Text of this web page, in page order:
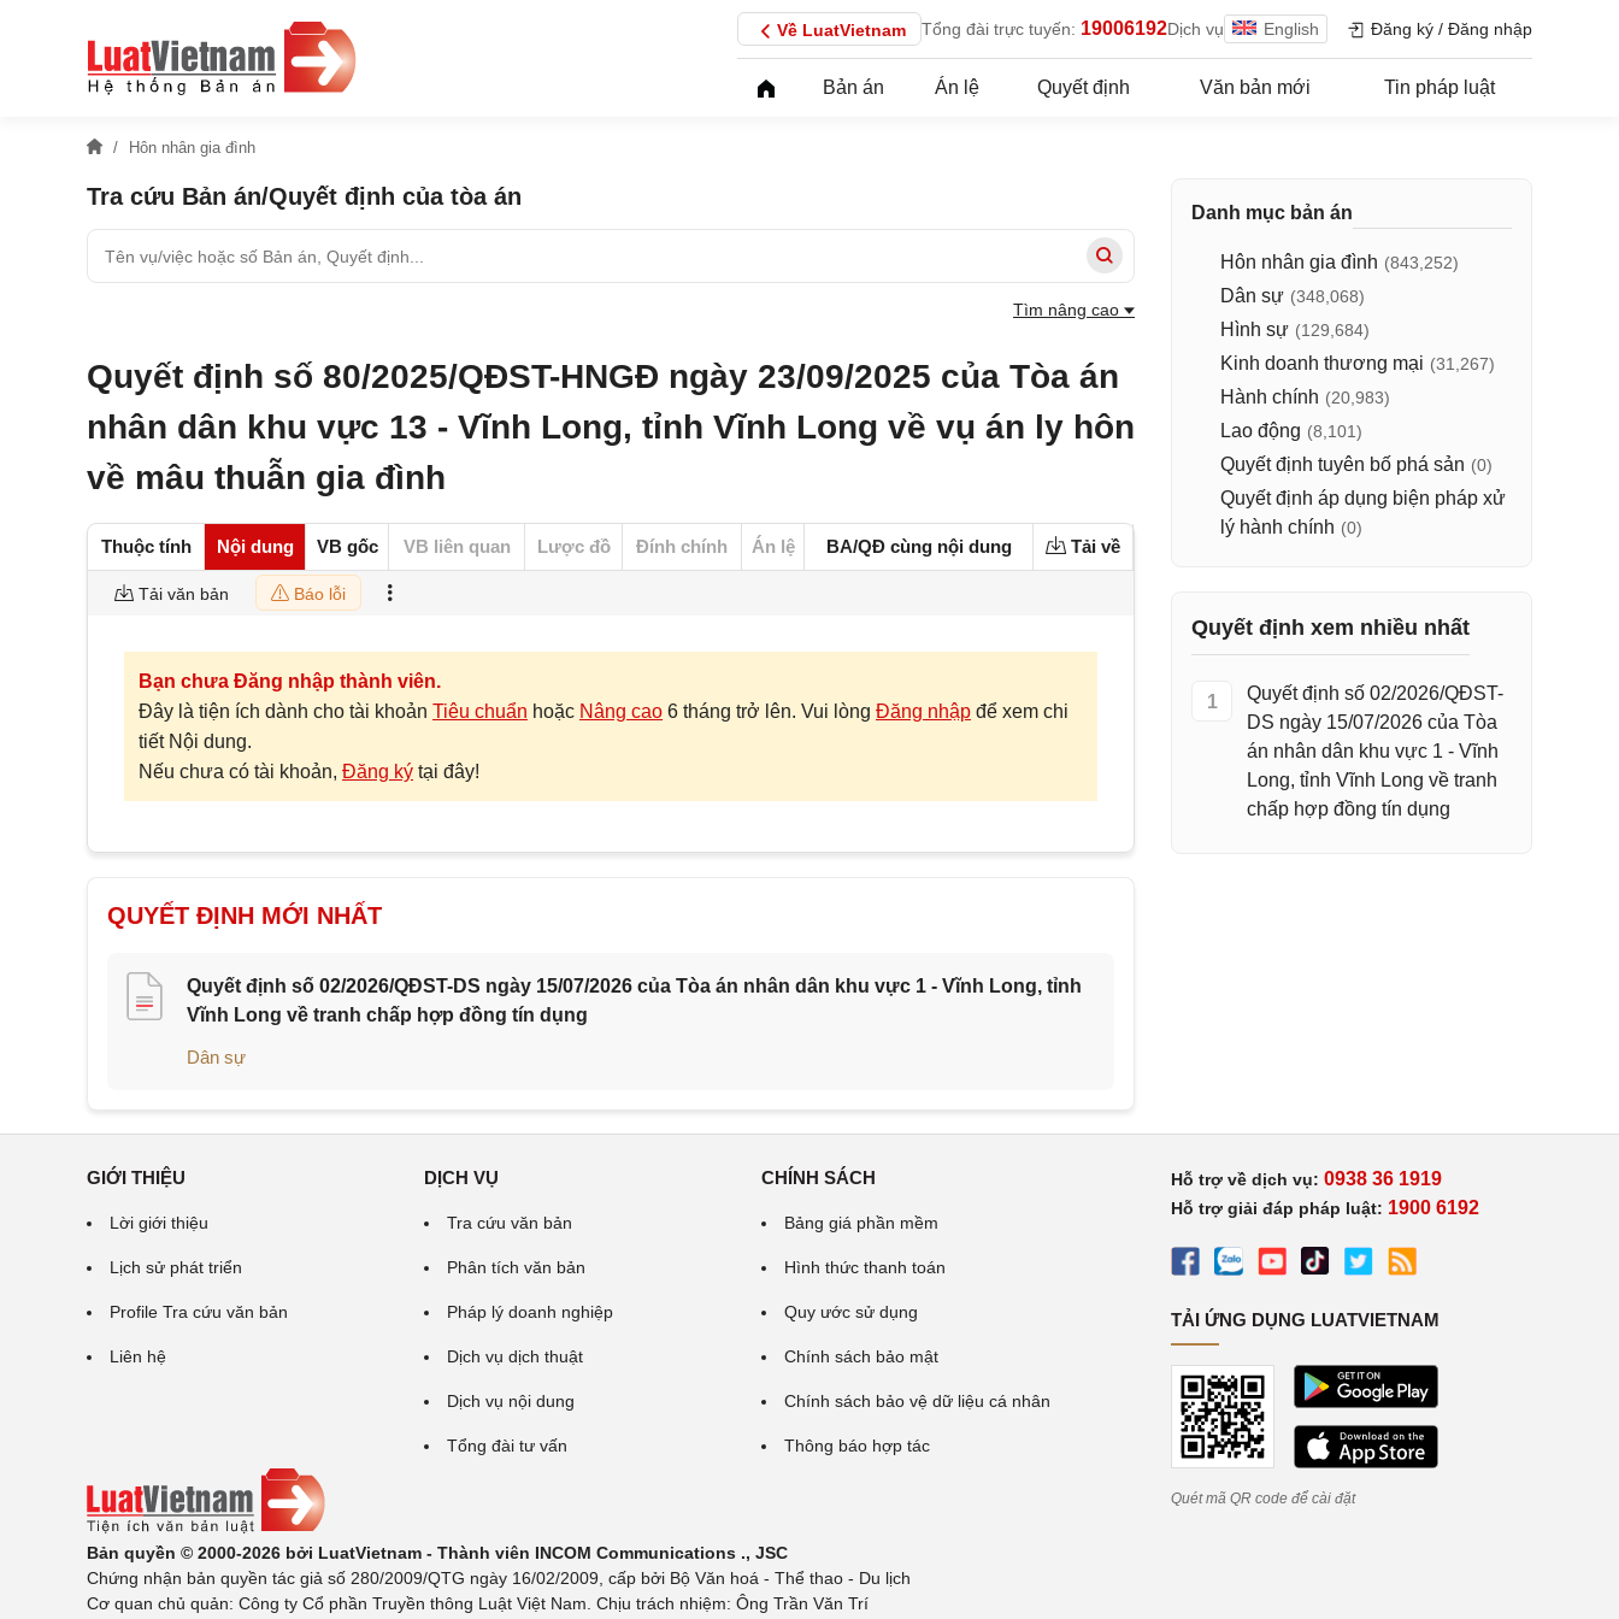
Về LuatVietnam Tổng đài trực tuyến: 19006192Dịch vụ English Đăng ký / Đăng nhập
Bản án Án lệ Quyết định Văn bản mới Tin pháp luật
Hôn nhân gia đình
Tra cứu Bản án/Quyết định của tòa án
Tìm nâng cao
Quyết định số 80/2025/QĐST-HNGĐ ngày 23/09/2025 của Tòa án
nhân dân khu vực 13 - Vĩnh Long, tỉnh Vĩnh Long về vụ án ly hôn
về mâu thuẫn gia đình
Thuộc tính Nội dung VB gốc VB liên quan Lược đồ Đính chính Án lệ BA/QĐ cùng nội dung Tải về
Tải văn bản Báo lỗi
Bạn chưa Đăng nhập thành viên.
Đây là tiện ích dành cho tài khoản Tiêu chuẩn hoặc Nâng cao 6 tháng trở lên. Vui lòng Đăng nhập để xem chi
tiết Nội dung.
Nếu chưa có tài khoản, Đăng ký tại đây!
QUYẾT ĐỊNH MỚI NHẤT
Quyết định số 02/2026/QĐST-DS ngày 15/07/2026 của Tòa án nhân dân khu vực 1 - Vĩnh Long, tỉnh
Vĩnh Long về tranh chấp hợp đồng tín dụng
Dân sự
Danh mục bản án
Hôn nhân gia đình (843,252)
Dân sự (348,068)
Hình sự (129,684)
Kinh doanh thương mại (31,267)
Hành chính (20,983)
Lao động (8,101)
Quyết định tuyên bố phá sản (0)
Quyết định áp dụng biện pháp xử
lý hành chính (0)
Quyết định xem nhiều nhất
1
Quyết định số 02/2026/QĐST-
DS ngày 15/07/2026 của Tòa
án nhân dân khu vực 1 - Vĩnh
Long, tỉnh Vĩnh Long về tranh
chấp hợp đồng tín dụng
GIỚI THIỆU
Lời giới thiệu
Lịch sử phát triển
Profile Tra cứu văn bản
Liên hệ
DỊCH VỤ
Tra cứu văn bản
Phân tích văn bản
Pháp lý doanh nghiệp
Dịch vụ dịch thuật
Dịch vụ nội dung
Tổng đài tư vấn
CHÍNH SÁCH
Bảng giá phần mềm
Hình thức thanh toán
Quy ước sử dụng
Chính sách bảo mật
Chính sách bảo vệ dữ liệu cá nhân
Thông báo hợp tác
Bản quyền © 2000-2026 bởi LuatVietnam - Thành viên INCOM Communications ., JSC
Chứng nhận bản quyền tác giả số 280/2009/QTG ngày 16/02/2009, cấp bởi Bộ Văn hoá - Thể thao - Du lịch
Cơ quan chủ quản: Công ty Cổ phần Truyền thông Luật Việt Nam. Chịu trách nhiệm: Ông Trần Văn Trí
Hỗ trợ về dịch vụ: 0938 36 1919
Hỗ trợ giải đáp pháp luật: 1900 6192
TẢI ỨNG DỤNG LUATVIETNAM
Quét mã QR code để cài đặt